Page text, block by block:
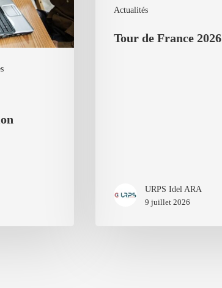
Actualités
Tour de France 2026
URPS Idel ARA
9 juillet 2026